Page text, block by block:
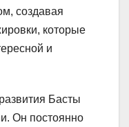
создавая
которые
и
Басты
Он постоянно